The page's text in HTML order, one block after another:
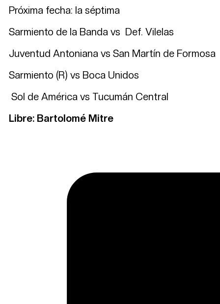
Próxima fecha: la séptima
Sarmiento de la Banda vs Def. Vilelas
Juventud Antoniana vs San Martín de Formosa
Sarmiento (R) vs Boca Unidos
Sol de América vs Tucumán Central
Libre: Bartolomé Mitre